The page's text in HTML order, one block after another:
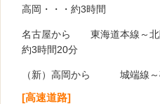
高岡・・・約3時間
名古屋から 東海道本線～北
約3時間20分
（新）高岡から 城端線～
[高速道路]